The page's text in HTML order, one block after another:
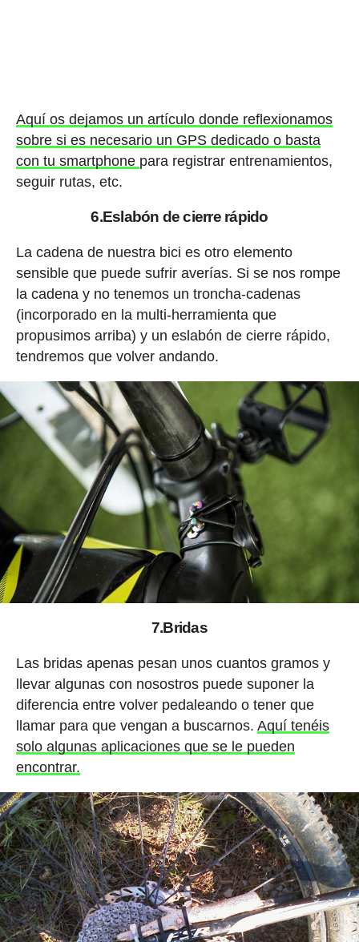
Aquí os dejamos un artículo donde reflexionamos
sobre si es necesario un GPS dedicado o basta
con tu smartphone para registrar entrenamientos,
seguir rutas, etc.
6.Eslabón de cierre rápido
La cadena de nuestra bici es otro elemento
sensible que puede sufrir averías. Si se nos rompe
la cadena y no tenemos un troncha-cadenas
(incorporado en la multi-herramienta que
propusimos arriba) y un eslabón de cierre rápido,
tendremos que volver andando.
7.Bridas
Las bridas apenas pesan unos cuantos gramos y
llevar algunas con nosostros puede suponer la
diferencia entre volver pedaleando o tener que
llamar para que vengan a buscarnos. Aquí tenéis
solo algunas aplicaciones que se le pueden
encontrar.